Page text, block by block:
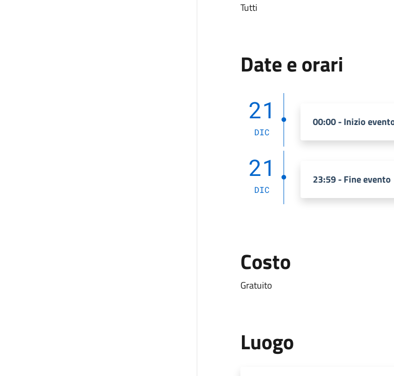
Tutti
Date e orari
21
DIC
00:00 - Inizio
21
DIC
23:59 - Fine evento
Costo
Gratuito
Luogo